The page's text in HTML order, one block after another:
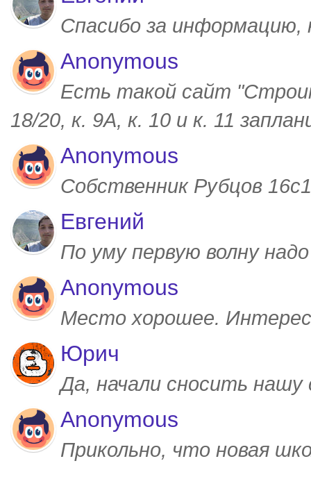
Спасибо за
Anonymous
Есть такой сайт
18/20, к. 9А, к. 10 и к. 11
Anonymous
Собственник Рубцов
Евгений
По уму первую волну
Anonymous
Место хорошее.
Юрич
Да, начали сносить
Anonymous
Прикольно, что новая